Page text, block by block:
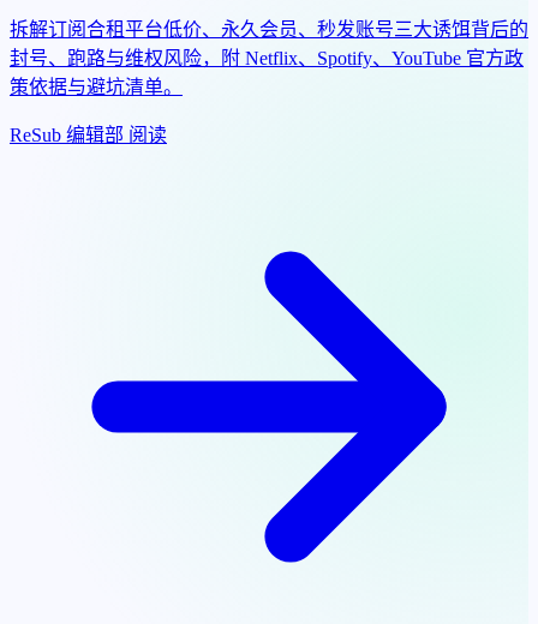
拆解订阅合租平台低价、永久会员、秒发账号三大诱饵背后的
封号、跑路与维权风险，附 Netflix、Spotify、YouTube 官方政
策依据与避坑清单。
ReSub 编辑部 阅读